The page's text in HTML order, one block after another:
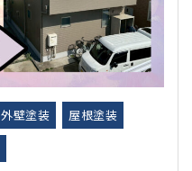
外壁塗装
屋根塗装